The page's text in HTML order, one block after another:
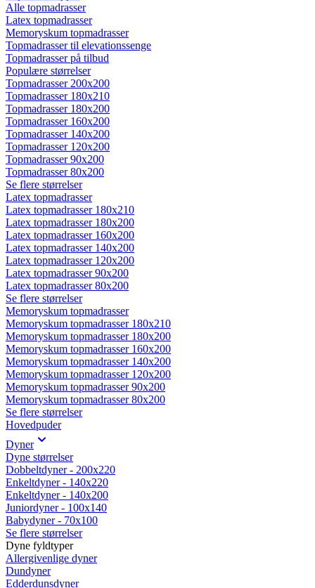
Alle topmadrasser
Latex topmadrasser
Memoryskum topmadrasser
Topmadrasser til elevationssenge
Topmadrasser på tilbud
Populære størrelser
Topmadrasser 200x200
Topmadrasser 180x210
Topmadrasser 180x200
Topmadrasser 160x200
Topmadrasser 140x200
Topmadrasser 120x200
Topmadrasser 90x200
Topmadrasser 80x200
Se flere størrelser
Latex topmadrasser
Latex topmadrasser 180x210
Latex topmadrasser 180x200
Latex topmadrasser 160x200
Latex topmadrasser 140x200
Latex topmadrasser 120x200
Latex topmadrasser 90x200
Latex topmadrasser 80x200
Se flere størrelser
Memoryskum topmadrasser
Memoryskum topmadrasser 180x210
Memoryskum topmadrasser 180x200
Memoryskum topmadrasser 160x200
Memoryskum topmadrasser 140x200
Memoryskum topmadrasser 120x200
Memoryskum topmadrasser 90x200
Memoryskum topmadrasser 80x200
Se flere størrelser
Hovedpuder
Dyner
Dyne størrelser
Dobbeltdyner - 200x220
Enkeltdyner - 140x220
Enkeltdyner - 140x200
Juniordyner - 100x140
Babydyner - 70x100
Se flere størrelser
Dyne fyldtyper
Allergivenlige dyner
Dundyner
Edderdunsdyner